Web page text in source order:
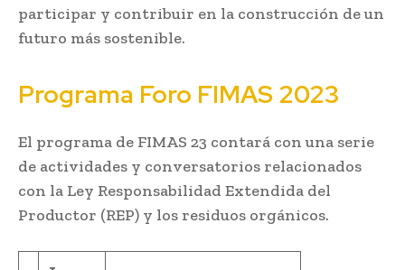
participar y contribuir en la construcción de un
futuro más sostenible.
Programa Foro FIMAS 2023
El programa de FIMAS 23 contará con una serie
de actividades y conversatorios relacionados
con la Ley Responsabilidad Extendida del
Productor (REP) y los residuos orgánicos.